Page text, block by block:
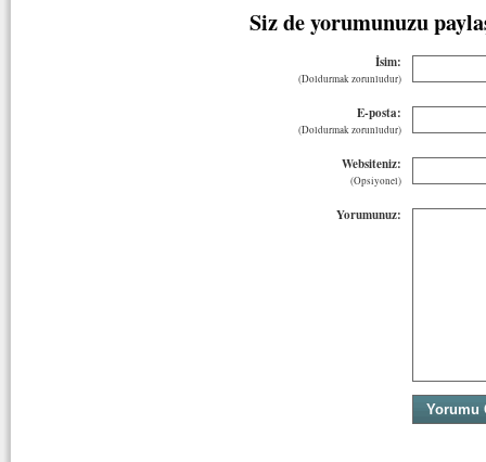
Siz de yorumunuzu
İsim:
(Doldurmak zorunludur)
E-posta:
(Doldurmak zorunludur)
Websiteniz:
(Opsiyonel)
Yorumunuz: